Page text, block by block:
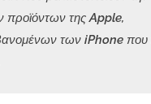
της Apple,
των iPhone που